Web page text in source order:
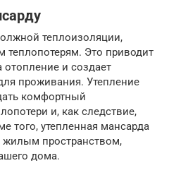
теплоизоляции,
теплопотерям. Это приводит
отопление и создает
проживания. Утепление
комфортный
и, как следствие,
того, утепленная мансарда
пространством,
дома.